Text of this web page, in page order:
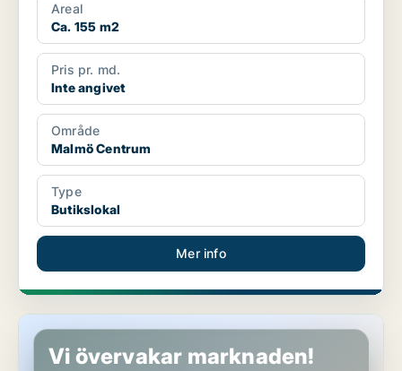
Areal
Ca. 155 m2
Pris pr. md.
Inte angivet
Område
Malmö Centrum
Type
Butikslokal
Mer info
Butikslokal i Malmö Centrum
Vi övervakar marknaden!